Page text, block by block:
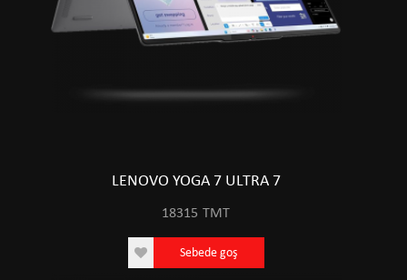
LENOVO YOGA 7 ULTRA 7
18315 TMT
Sebede goş